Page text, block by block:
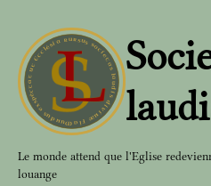
contenu
Le monde attend que l'Eglise
louange